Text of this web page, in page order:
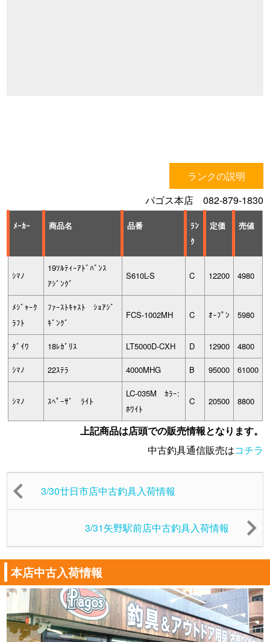
ランクの説明
パゴス本店 082-879-1830
ﾒｰｶｰ 商品名 品番
ﾗﾝ
ｸ
定価 売値
ｼﾏﾉ
19ｿﾙﾃｨｰｱﾄﾞﾊﾞﾝｽ
ｱｼﾞﾝｸﾞ
S610L-S C 12200 4980
ﾒｼﾞｬｰｸ
ﾗﾌﾄ
ﾌｧｰｽﾄｷｬｽﾄ ｼｮｱｼﾞ
ｷﾞﾝｸﾞ
FCS-1002MH C ｵｰﾌﾟﾝ 5980
ﾀﾞｲﾜ 18ﾚｶﾞﾘｽ LT5000D-CXH D 12900 4800
ｼﾏﾉ 22ｽﾃﾗ 4000MHG B 95000 61000
ｼﾏﾉ ｽﾍﾟｰｻﾞ ﾗｲﾄ
LC-035M ｶﾗｰ:
ﾎﾜｲﾄ
C 20500 8800
上記商品は店頭での販売情報となります。
中古釣具通信販売はコチラ
3/30廿日市店中古釣具入荷情報
3/31矢野駅前店中古釣具入荷情報
本店中古入荷情報